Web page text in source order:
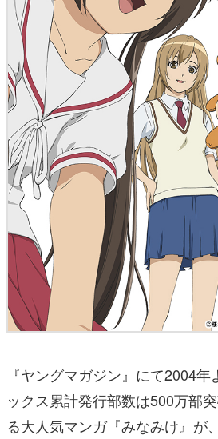
『ヤングマガジン』にて2004年
ックス累計発行部数は500万部
る大人気マンガ『みなみけ』が